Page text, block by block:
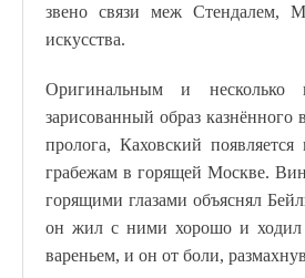
звено связи меж Стендалем,
искусства.
Оригинальным и несколько
зарисованный образ казнённого
пролога, Каховский
грабежам в горящей Москве.
горящими глазами объяснял
он жил с ними хорошо и ходил
вареньем, и он от боли,